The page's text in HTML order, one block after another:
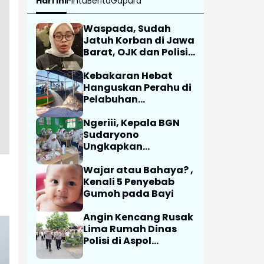
Waspada, Sudah
Jatuh Korban di Jawa
Barat, OJK dan Polisi
Penipuan Modus Titip
Limit Paylater
Kebakaran Hebat
Hanguskan Perahu di
Pelabuhan
Indramayu
Ngeriii, Kepala BGN
Sudaryono
Ungkapkan
Juta Data Ganda
Siswa Penerima MBG
Wajar atau Bahaya? ,
Kenali 5 Penyebab
Gumoh pada Bayi
Angin Kencang Rusak
Lima Rumah Dinas
Polisi di Aspol